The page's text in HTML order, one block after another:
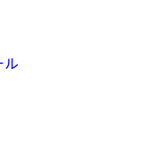
ル